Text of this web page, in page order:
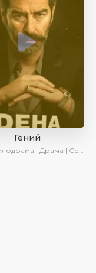
Гений
| Драма | Сериалы 2024